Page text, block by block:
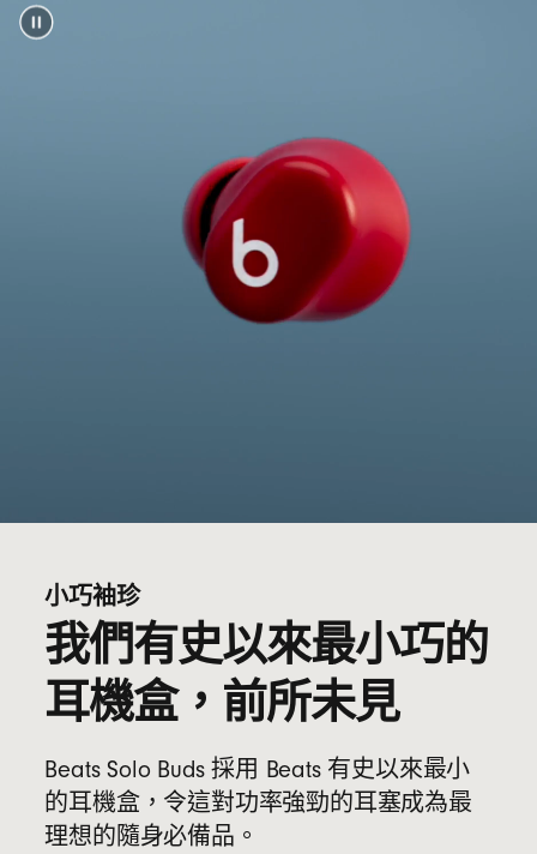
小巧袖珍
我們有史以來最小巧的
耳機盒，前所未見
Beats Solo Buds 採用 Beats 有史以來最小
的耳機盒，令這對功率強勁的耳塞成為最
理想的隨身必備品。